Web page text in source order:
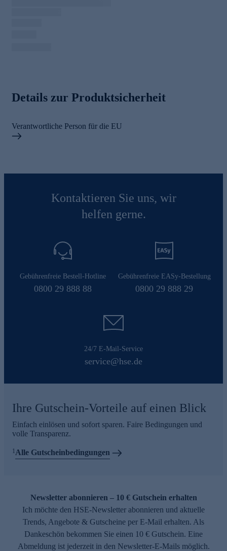
Details zur Produktsicherheit
Verantwortliche Person für die EU
Kontaktieren Sie uns, wir
helfen gerne.
Gebührenfreie Bestell-Hotline
0800 29 888 88
Gebührenfreie EASy-Bestellung
0800 29 888 29
24/7 E-Mail-Service
service@hse.de
Ihre Gutschein-Vorteile auf einen Blick
Einfach einlösen und sofort sparen. Faire Bedingungen und
volle Transparenz.
1 Alle Gutscheinbedingungen
Newsletter abonnieren – 10 € Gutschein erhalten
Ich möchte den HSE-Newsletter abonnieren und aktuelle
Trends, Angebote & Gutscheine per E-Mail erhalten. Als
Dankeschön bekommen Sie einen 10 € Gutschein. Eine
Abmeldung ist jederzeit in den Newsletter-E-Mails möglich.